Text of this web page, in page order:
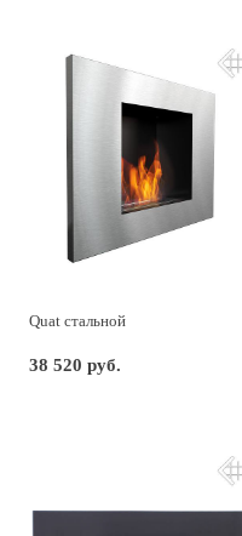
Quat стальной
38 520 руб.